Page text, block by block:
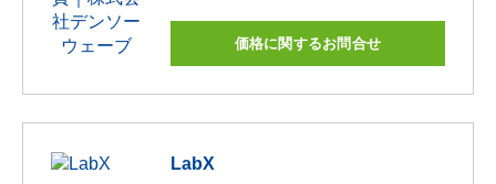
価格に関するお問合せ
LabX